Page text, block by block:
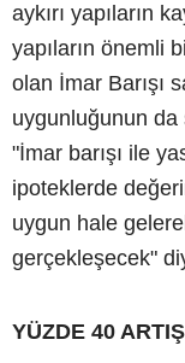
aykırı yapıların
yapıların önemli
olan İmar Barışı
uygunluğunun da
"İmar barışı ile
ipoteklerde
uygun hale
gerçekleşecek"
YÜZDE 40